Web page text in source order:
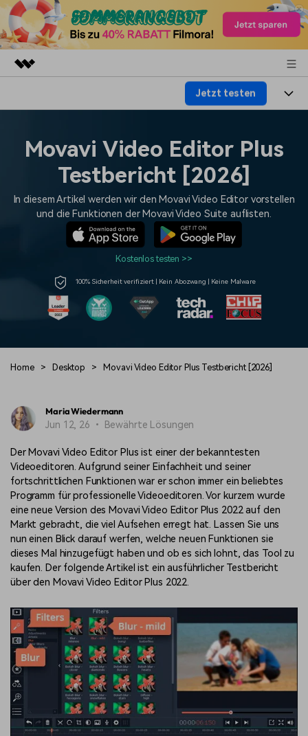
Dienstprogramme
Überblick
Presseraum
Jetzt testen
Plattformen
Funktionen
Assets
Video/Foto
Audio
Lösungen
Soziale Medien
Lifestyle & Spaß
Ressourcen
Video-Prompts
Über 100 heiße Video-
Prompts – schnell ähnliche
Meisterkurs
Beherrschen Sie
fortgeschrittene
erweitern Sie Ihre
Videobearbeitungs-
können
Creator
Monetarisierungs-
Programm
Monetarisieren Sie
Ihren Einfluss mit Filmora
Freunde-werben-
Programm
An Freunde empfehlen,
Belohnungen erhalten
Blog
Erste Schritte
Unsere Mission, Geschichte
Finden Sie mehr über Filmora
Kunden-Geschichten
Erfahren Sie, wie unsere
Kunden Erfolg haben
Affiliate-Programm
Schalten Sie Partnerschaften
auf Unternehmensebene frei
KAUFEN Anmelden
Movavi Video Editor Plus
Testbericht [2026]
In diesem Artikel werden wir den Movavi Video Editor vorstellen
und die Funktionen der Movavi Video Suite auflisten.
Kostenlos testen >>
100% Sicherheit verifiziert | Kein Abozwang | Keine Malware
Home > Desktop > Movavi Video Editor Plus Testbericht [2026]
Maria Wiedermann
Jun 12, 26 • Bewährte Lösungen
Der Movavi Video Editor Plus ist einer der bekanntesten
Videoeditoren. Aufgrund seiner Einfachheit und seiner
fortschrittlichen Funktionen war er schon immer ein beliebtes
Programm für professionelle Videoeditoren. Vor kurzem wurde
eine neue Version des Movavi Video Editor Plus 2022 auf den
Markt gebracht, die viel Aufsehen erregt hat. Lassen Sie uns
nun einen Blick darauf werfen, welche neuen Funktionen sie
dieses Mal hinzugefügt haben und ob es sich lohnt, das Tool zu
kaufen. Der folgende Artikel ist ein ausführlicher Testbericht
über den Movavi Video Editor Plus 2022.